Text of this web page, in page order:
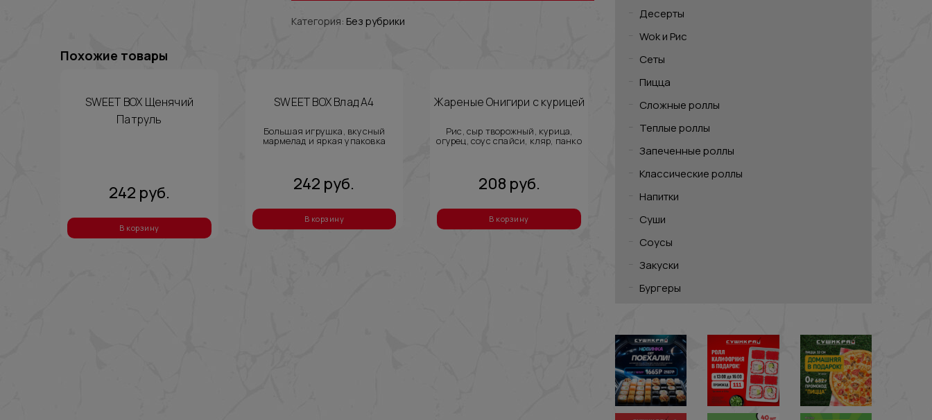
Категория: Без рубрики
Похожие товары
SWEET BOX Щенячий
Патруль
242 руб.
В корзину
SWEET BOX Влад А4
Большая игрушка, вкусный
мармелад и яркая упаковка
242 руб.
В корзину
Жареные Онигири с курицей
Рис, сыр творожный, курица,
огурец, соус спайси, кляр, панко
208 руб.
В корзину
Десерты
Wok и Рис
Сеты
Пицца
Сложные роллы
Теплые роллы
Запеченные роллы
Классические роллы
Напитки
Суши
Соусы
Закуски
Бургеры